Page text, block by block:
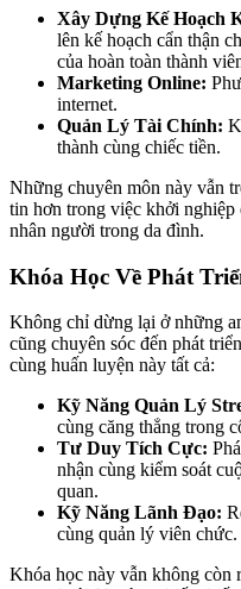
Xây Dựng Kế Hoạch
lên kế hoạch cẩn thận
của hoàn toàn thành
Marketing Online:
internet.
Quản Lý Tài Chính:
thành cùng chiếc tiền.
Những chuyên môn này vẫn
tin hơn trong việc khởi nghiệp
nhân người trong da đình.
Khóa Học Về Phát
Không chỉ dừng lại ở những
cũng chuyên sóc đến phát
cùng huấn luyện này tất cả:
Kỹ Năng Quản Lý
cùng căng thẳng trong
Tư Duy Tích Cực:
nhận cùng kiểm soát
quan.
Kỹ Năng Lãnh Đạo:
cùng quản lý viên chức.
Khóa học này vẫn không còn